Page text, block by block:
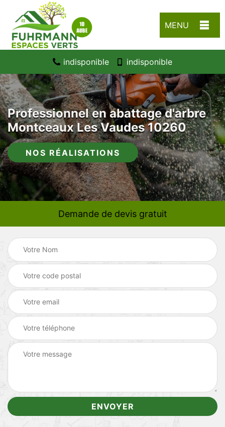
MENU
indisponible indisponible
Professionnel en abattage d'arbre
Montceaux Les Vaudes 10260
NOS RÉALISATIONS
Demande de devis gratuit